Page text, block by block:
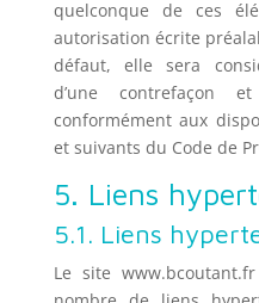
quelconque de ces
autorisation écrite
défaut, elle sera
d’une contrefaçon
conformément aux
et suivants du Code de
5. Liens
5.1. Liens
Le site